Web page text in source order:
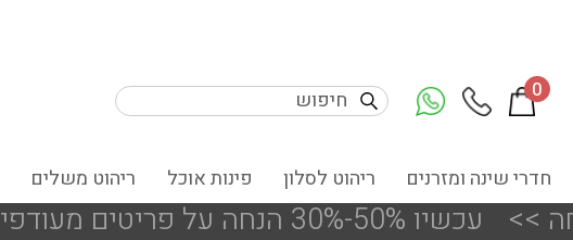
0
חדרי שינה ומזרנים ריהוט לסלון פינות אוכל ריהוט משלים
ותצוגות הסניפים